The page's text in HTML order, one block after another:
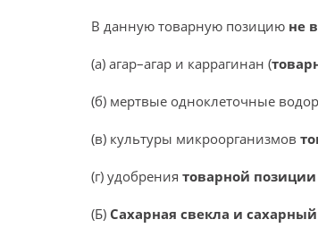
В данную товарную позицию не
(а) агар–агар и каррагинан (
(б) мертвые одноклеточные
(в) культуры микроорганизмов
(г) удобрения товарной позиции
(Б) Сахарная свекла и